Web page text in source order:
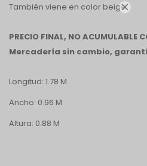

También viene en color beige
PRECIO FINAL, NO ACUMULABLE
Mercadería sin cambio,
Longitud: 1.78 M
Ancho: 0.96 M
Altura: 0.88 M